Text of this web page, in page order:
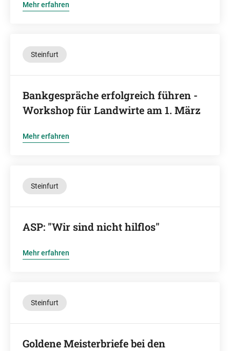
Mehr erfahren
Steinfurt
Bankgespräche erfolgreich führen -
Workshop für Landwirte am 1. März
Mehr erfahren
Steinfurt
ASP: "Wir sind nicht hilflos"
Mehr erfahren
Steinfurt
Goldene Meisterbriefe bei den